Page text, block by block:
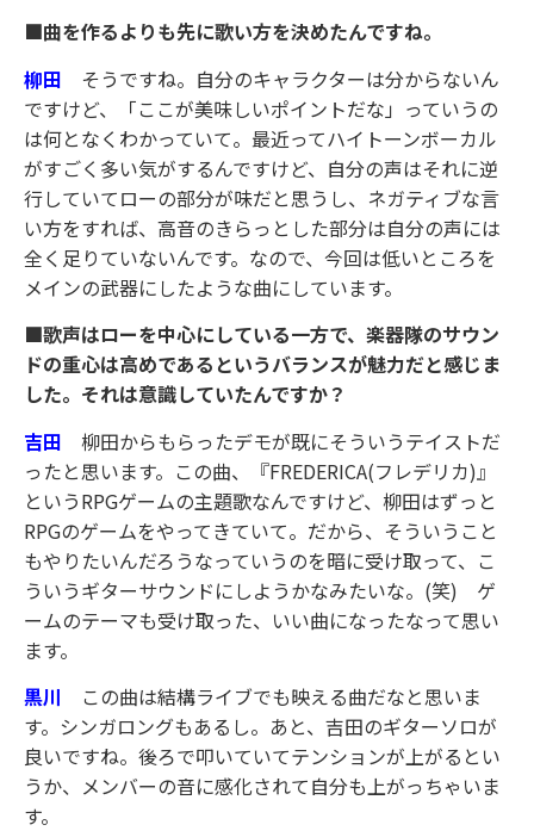
■曲を作るよりも先に歌い方を決めたんですね。
柳田 そうですね。自分のキャラクターは分からないん
ですけど、「ここが美味しいポイントだな」っていうの
は何となくわかっていて。最近ってハイトーンボーカル
がすごく多い気がするんですけど、自分の声はそれに逆
行していてローの部分が味だと思うし、ネガティブな言
い方をすれば、高音のきらっとした部分は自分の声には
全く足りていないんです。なので、今回は低いところを
メインの武器にしたような曲にしています。
■歌声はローを中心にしている一方で、楽器隊のサウン
ドの重心は高めであるというバランスが魅力だと感じま
した。それは意識していたんですか？
吉田 柳田からもらったデモが既にそういうテイストだ
ったと思います。この曲、『FREDERICA(フレデリカ)』
というRPGゲームの主題歌なんですけど、柳田はずっと
RPGのゲームをやってきていて。だから、そういうこと
もやりたいんだろうなっていうのを暗に受け取って、こ
ういうギターサウンドにしようかなみたいな。(笑) ゲ
ームのテーマも受け取った、いい曲になったなって思い
ます。
黒川 この曲は結構ライブでも映える曲だなと思いま
す。シンガロングもあるし。あと、吉田のギターソロが
良いですね。後ろで叩いていてテンションが上がるとい
うか、メンバーの音に感化されて自分も上がっちゃいま
す。